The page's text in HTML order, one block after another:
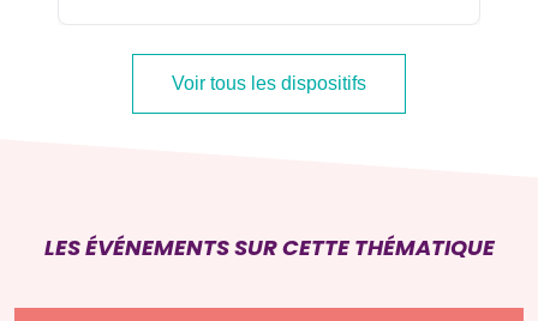
Voir tous les dispositifs
LES ÉVÉNEMENTS SUR CETTE THÉMATIQUE